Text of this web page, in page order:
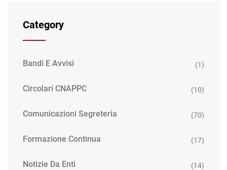
Category
Bandi E Avvisi (1)
Circolari CNAPPC (10)
Comunicazioni Segreteria (70)
Formazione Continua (17)
Notizie Da Enti (14)